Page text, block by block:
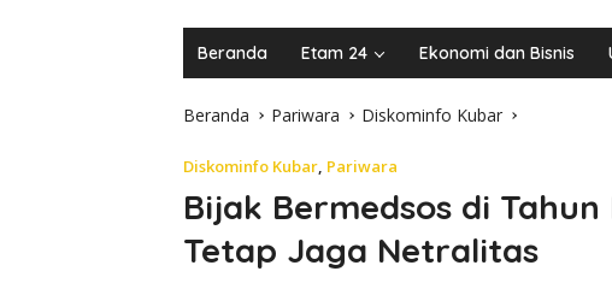
Beranda Etam 24 Ekonomi dan Bisnis
Beranda Pariwara Diskominfo Kubar
Diskominfo Kubar, Pariwara
Bijak Bermedsos di
Tetap Jaga Netralitas